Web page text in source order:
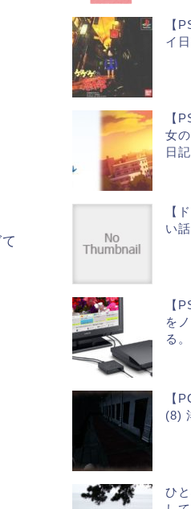
【
イ
【
女
日
【
い
【
を
る。
【
(8)
ひ